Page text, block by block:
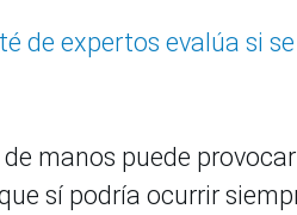
de expertos evalúa si
manos puede
sí podría ocurrir